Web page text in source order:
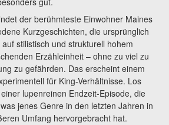
der berühmteste Einwohner Maines
Kurzgeschichten, die ursprünglich
stilistisch und strukturell hohem
Erzähleinheit – ohne zu viel zu
zu gefährden. Das erscheint einem
für King-Verhältnisse. Los
lupenreinen Endzeit-Episode, die
jenes Genre in den letzten Jahren in
Umfang hervorgebracht hat.